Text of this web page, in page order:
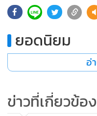
ส่วนการสัมมนา ตอนที่ 4-5
ยอดนิยม
อ่
ข่าวที่เกี่ยวข้อง